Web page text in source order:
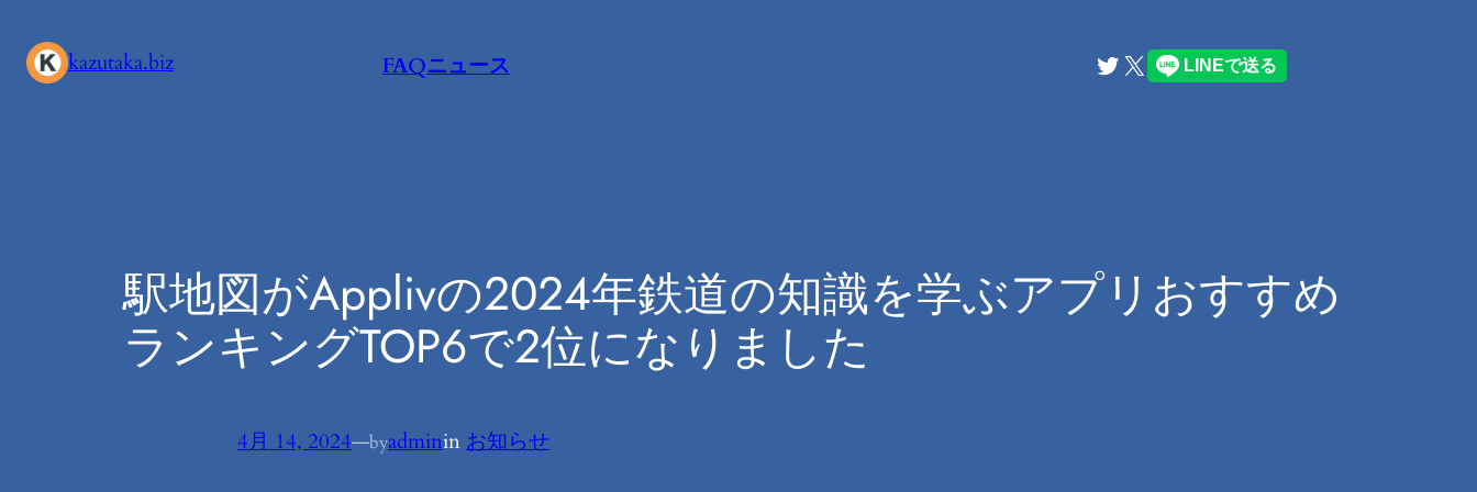
容
kazutaka.biz FAQニュース Twitter X
駅地図がApplivの2024年鉄道の知識を学ぶアプリおすすめ
ランキングTOP6で2位になりました
4月 14, 2024—byadminin お知らせ